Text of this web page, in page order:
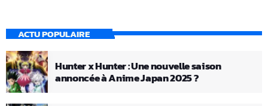
ACTU POPULAIRE
Hunter x Hunter : Une nouvelle saison
annoncée à Anime Japan 2025 ?